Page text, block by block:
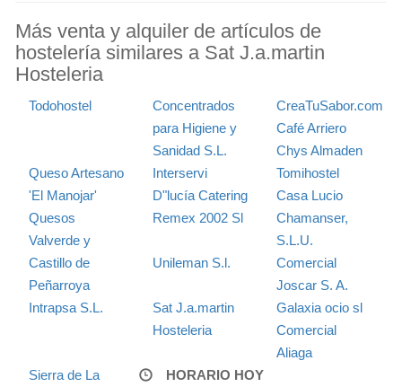
Más venta y alquiler de artículos de
hostelería similares a Sat J.a.martin
Hosteleria
Todohostel
Concentrados
para Higiene y
Sanidad S.L.
CreaTuSabor.com
Café Arriero
Chys Almaden
Queso Artesano
'El Manojar'
Interservi
Tomihostel
D"lucía Catering
Casa Lucio
Quesos
Valverde y
Castillo de
Peñarroya
Remex 2002 Sl
Chamanser,
S.L.U.
Unileman S.l.
Comercial
Joscar S. A.
Intrapsa S.L.
Sat J.a.martin
Hosteleria
Galaxia ocio sl
Comercial
Aliaga
Sierra de La
HORARIO HOY